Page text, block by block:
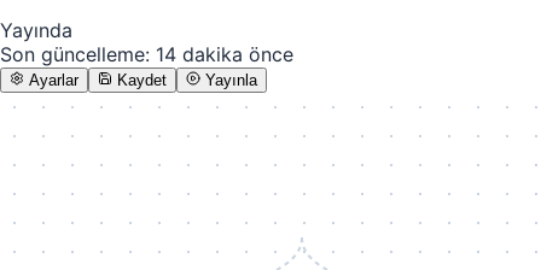
Yayında
Son güncelleme: 14 dakika önce
Ayarlar Kaydet Yayınla